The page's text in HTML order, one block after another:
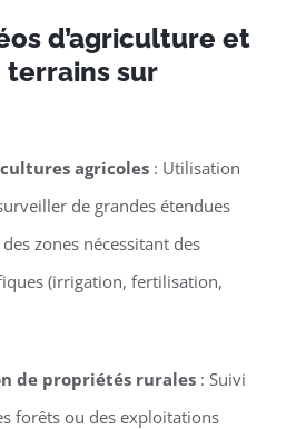
d’agriculture et
sur
agricoles: Utilisation
de grandes étendues
zones nécessitant des
(irrigation, fertilisation,
de propriétés rurales: Suivi
forêts ou des exploitations